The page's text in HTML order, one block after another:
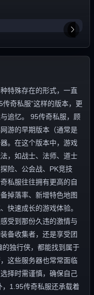
特殊存在的形式，一直
奇私服”这样的版本，更
追忆。 95传奇私服，顾
游的早期版本（通常是
。在这个版本中，游戏
，如战士、法师、道士
险、公会战、PK竞技
私服往往拥有更高的自
掉落率、新增特色地图
快速成长的游戏体验。
受到那份久违的激情与
备收集者，还是享受团
的独行侠，都能找到属于
这些服务器也常常面临
择时需谨慎，确保自己
1.95传奇私服还承载着